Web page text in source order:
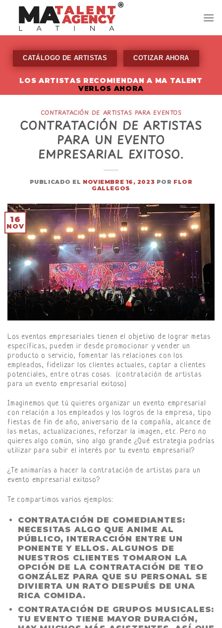
content
CATÁLOGO DE ARTISTAS COTIZAR AHORA
LOS ARTISTAS RECOMIENDAN A MA TALENT
VERLOS AHORA
CONTRATACIÓN DE ARTISTAS PARA EVENTOS
CONTRATACIÓN DE ARTISTAS
PARA UN EVENTO
EMPRESARIAL EXITOSO.
PUBLICADO EL NOVIEMBRE 16, 2023 POR FLOR
GALLEGOS
16
NOV
Los eventos empresariales tienen el objetivo de lograr metas
específicas, pueden ir desde promocionar y vender un
producto o servicio, fomentar las relaciones con los
empleados, fidelizar los clientes actuales, captar a clientes
potenciales, entre otras cosas. (contratación de artistas
para un evento empresarial exitoso)
Imaginemos que tú quieres organizar un evento empresarial
con relación a los empleados y los logros de la empresa, tipo
fiestas de fin de año, aniversario de la compañía, alcance de
las metas, actualizaciones, reforzar la imagen, etc. Pero no
quieres algo común, sino algo grande ¿Qué estrategia podrías
utilizar para subir el interés por tu evento empresarial?
¿Te animarías a hacer la contratación de artistas para un
evento empresarial exitoso?
Te compartimos varios ejemplos:
CONTRATACIÓN DE COMEDIANTES:
NECESITAS ALGO QUE ANIME AL
PÚBLICO, INTERACCIÓN ENTRE UN
PONENTE Y ELLOS. ALGUNOS DE
NUESTROS CLIENTES TOMARON LA
OPCIÓN DE LA CONTRATACIÓN DE TEO
GONZÁLEZ PARA QUE SU PERSONAL SE
DIVIERTA UN RATO DESPUÉS DE UNA
RICA COMIDA.
CONTRATACIÓN DE GRUPOS MUSICALES:
TU EVENTO TIENE MAYOR DURACIÓN,